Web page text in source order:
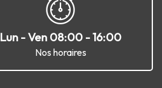
Lun - Ven 08:00 - 16:00
Nos horaires